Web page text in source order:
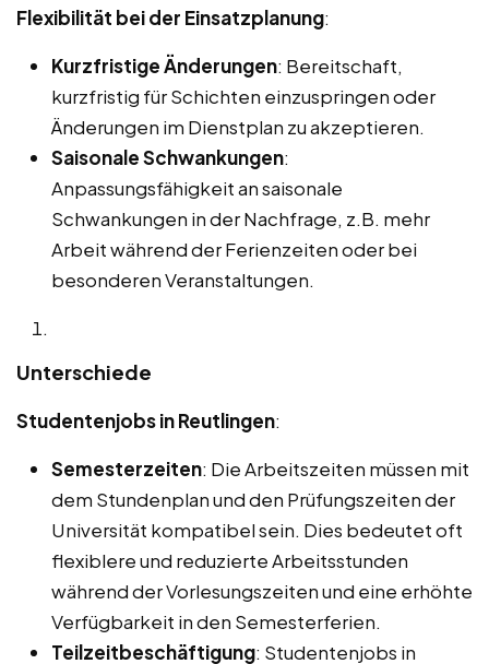
Flexibilität bei der Einsatzplanung:
Kurzfristige Änderungen: Bereitschaft,
kurzfristig für Schichten einzuspringen oder
Änderungen im Dienstplan zu akzeptieren.
Saisonale Schwankungen:
Anpassungsfähigkeit an saisonale
Schwankungen in der Nachfrage, z.B. mehr
Arbeit während der Ferienzeiten oder bei
besonderen Veranstaltungen.
Unterschiede
Studentenjobs in Reutlingen:
Semesterzeiten: Die Arbeitszeiten müssen mit
dem Stundenplan und den Prüfungszeiten der
Universität kompatibel sein. Dies bedeutet oft
flexiblere und reduzierte Arbeitsstunden
während der Vorlesungszeiten und eine erhöhte
Verfügbarkeit in den Semesterferien.
Teilzeitbeschäftigung: Studentenjobs in